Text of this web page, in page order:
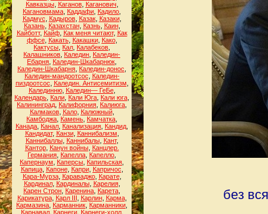
Кавказцы, Каганов, Каганович
Кагановмама Каддафи Кадило
Кадмус
Кадыров, Казак, Казаки,
Казань, Казахстан, Казнь, Каин,
Кайботт, Кайф, Как меня читают, Как
ффсе, Какать, Какашки, Како,
Кактусы Кал Калабеков
Калашников Каледин Каледин-
Ебарня Каледин-Шкабарнюк
Каледин-Шкабарня Каледин-донос
Каледин-мандоотсос
Каледин-
пиздоотсос
Каледин. Антисемитизм
Калединню, Каледин— ГеБе,
Календарь Кали Кали Юга Кали юга
Калининград Калифорния Калиюга
Калмаков, Кало, Калюжный,
Камбоджа Камень Камчатка
Канада Канал Канализация Кандид
Кандидат, Канзи, Каннибализм
Каннибаллы, Каннибалы, Кант,
Кантор, Канун войны, Канцлер.
Германия Капелла Капелло
Капернаум
Каперсы Капильская
Капица, Капоне, Капри, Капричос
Кара-Мурза, Караваджо, Карате,
Кардинал, Кардиналы, Карелия,
Карен Строн Каренина Карета
Карикатура, Карл III Карлин, Карма,
Кармазина Карманник Карманники
Карнавал, Карнеги, Карнеги-холл,
без